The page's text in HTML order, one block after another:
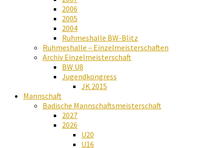
2006
2005
2004
Ruhmeshalle BW-Blitz
Ruhmeshalle – Einzelmeisterschaften
Archiv Einzelmeisterschaft
BW U8
Jugendkongress
JK 2015
Mannschaft
Badische Mannschaftsmeisterschaft
2027
2026
U20
U16